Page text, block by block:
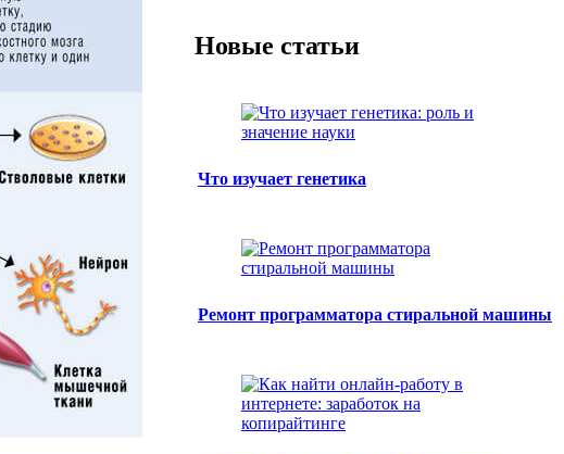
Новые статьи
Что изучает генетика
Ремонт программатора стиральной машины